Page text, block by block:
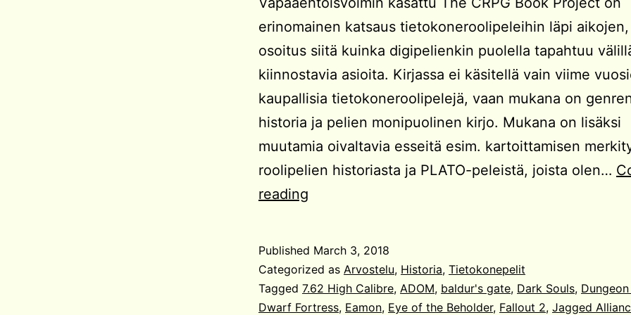
erinomainen katsaus tietokoneroolipeleihin läpi
osoitus siitä kuinka digipelienkin puolella tapahtuu
kiinnostavia asioita. Kirjassa ei käsitellä vain viime
kaupallisia tietokoneroolipelejä, vaan mukana on
historia ja pelien monipuolinen kirjo. Mukana on lisäksi
muutamia oivaltavia esseitä esim. kartoittamisen
roolipelien historiasta ja PLATO-peleistä, joista olen…
reading
Project
Published March 3, 2018
Categorized as Arvostelu, Historia, Tietokonepelit
Tagged 7.62 High Calibre, ADOM, baldur's gate, Dark Souls,
Dwarf Fortress, Eamon, Eye of the Beholder, Fallout 2, Jagged